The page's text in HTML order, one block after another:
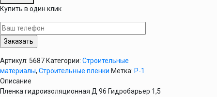
Гидризоляционная
пленка
"Д"96
1,5*50
Купить в один клик
Артикул: 5687 Категории: Строительные
материалы, Строительные пленки Метка: Р-1
Описание
Пленка гидроизоляционная Д 96 Гидробарьер 1,5